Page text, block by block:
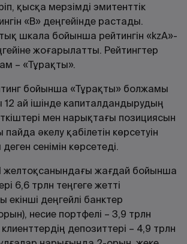
қысқа мерзімді эмитенттік
«B» деңгейінде растады.
шкала бойынша рейтингін «kzA»-
жоғарылатты. Рейтингтер
– «Тұрақты».
бойынша «Тұрақты» болжамы
12 ай ішінде капиталдандырудың
мен нарықтағы позициясын
әкелу қабілетін көрсетуін
сенімін көрсетеді.
жағдай бойынша
6,6 трлн теңгеге жетті
екінші деңгейлі банктер
несие портфелі – 3,9 трлн
депозиттері – 4,9 трлн